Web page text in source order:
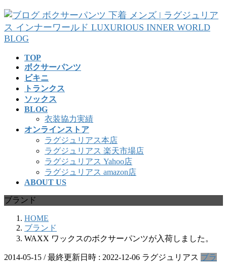
コ
ン
テ
ン
ナ
ビ
ゲ
ー
TOP
ボクサーパンツ
ビキニ
トランクス
ソックス
BLOG
衣装協力実績
オンラインストア
ラグジュリアス本店
ラグジュリアス 楽天市場店
ラグジュリアス Yahoo店
ラグジュリアス amazon店
ABOUT US
ブランド
HOME
ブランド
WAXX ワックスのボクサーパンツが入荷しました。
2014-05-15 / 最終更新日時 : 2022-12-06 ラグジュリアス ブラ